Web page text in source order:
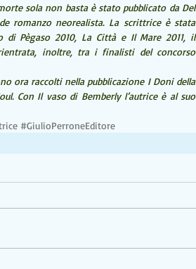
sola non basta è stato pubblicato da Del
romanzo neorealista. La scrittrice è stata
Pègaso 2010, La Città e Il Mare 2011, il
inoltre, tra i finalisti del concorso
ora raccolti nella pubblicazione I Doni della
Con Il vaso di Bemberly l’autrice è al suo
#GiulioPerroneEditore